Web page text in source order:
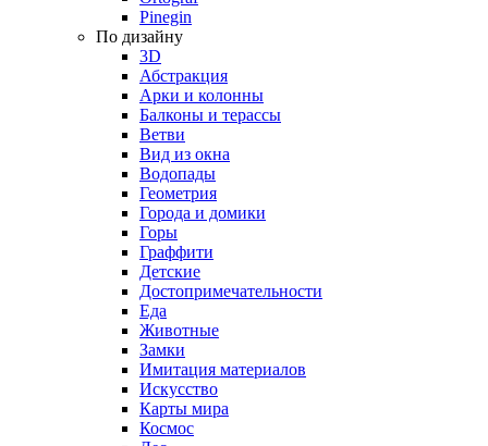
Pinegin
По дизайну
3D
Абстракция
Арки и колонны
Балконы и терассы
Ветви
Вид из окна
Водопады
Геометрия
Города и домики
Горы
Граффити
Детские
Достопримечательности
Еда
Животные
Замки
Имитация материалов
Искусство
Карты мира
Космос